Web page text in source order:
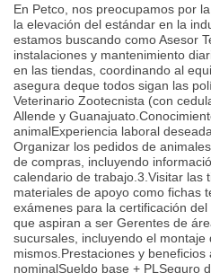
En Petco, nos preocupamos por
la elevación del estándar en la
estamos buscando como Asesor
instalaciones y mantenimiento
en las tiendas, coordinando al
asegura deque todos sigan las
Veterinario Zootecnista (con
Allende y
animalExperiencia laboral
Organizar los pedidos de
de compras, incluyendo
calendario de trabajo.3.Visitar las
materiales de apoyo como fichas
exámenes para la certificación
que aspiran a ser Gerentes de
sucursales, incluyendo el
mismos.Prestaciones y
nominalSueldo base + PLSeguro